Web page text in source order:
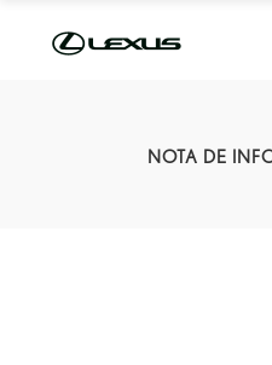
NOTA DE